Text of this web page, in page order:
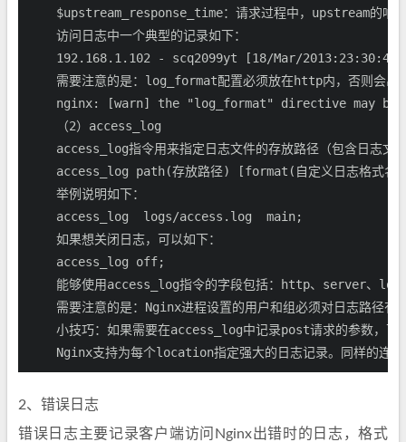
$upstream_response_time：请求过程中，upstream的响
    访问日志中一个典型的记录如下：
192.168.1.102 - scq2099yt [18/Mar/
需要注意的是：log_format配置必须放在http内，否则会出
nginx: [warn] the "log_format" directive may
    （2）access_log
access_log指令用来指定日志文件的存放路径（包含日志文
access_log path(存放路径) [format(自定义日志格式
    举例说明如下：
    access_log  logs/access.log  main;
    如果想关闭日志，可以如下：
    access_log off;
能够使用access_log指令的字段包括：http、server、
需要注意的是：Nginx进程设置的用户和组必须对日志路径有
小技巧：如果需要在access_log中记录post请求的参数，可
2、错误日志
错误日志主要记录客户端访问Nginx出错时的日志，格式